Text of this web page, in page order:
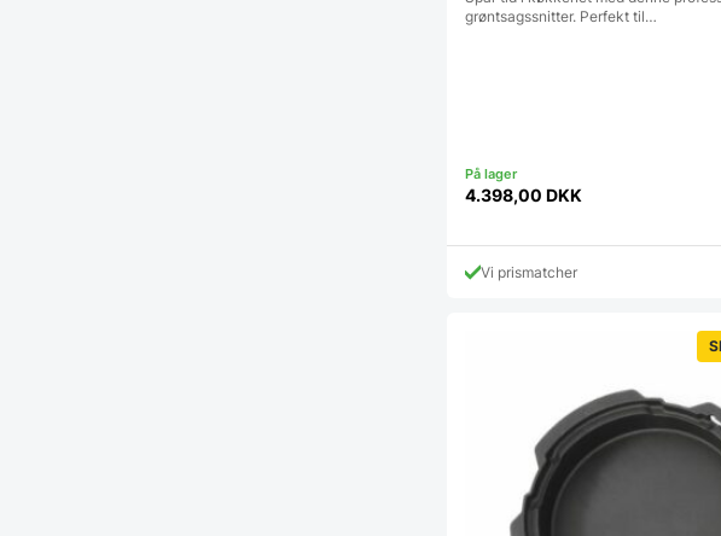
grøntsagssnitter. Perfekt til…
4.398,00 DKK
Vi prismatcher